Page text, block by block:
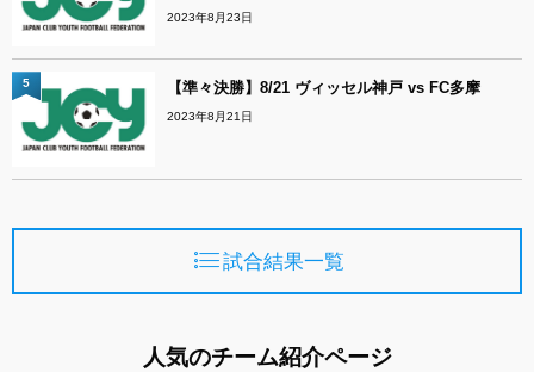
2023年8月23日
【準々決勝】8/21 ヴィッセル神戸 vs FC多摩
2023年8月21日
5
試合結果一覧
人気のチーム紹介ページ